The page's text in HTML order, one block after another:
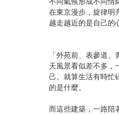
在東京漫步，旋律明
越走越近的是自己的
「外苑前、表參道
天風景看似差不多，
己。就算生活有時忙
的是什麼。
而這些建築，一路陪